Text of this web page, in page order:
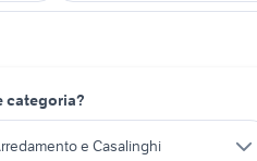
categoria?
e Casalinghi